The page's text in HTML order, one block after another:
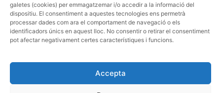
galetes (cookies) per emmagatzemar i/o accedir a la informació del
dispositiu. El consentiment a aquestes tecnologies ens permetrà
processar dades com ara el comportament de navegació o els
identificadors únics en aquest lloc. No consentir o retirar el consentiment
pot afectar negativament certes característiques i funcions.
Accepta
Terrassa
Gremi de Transports i Logística de Catalunya
2021.